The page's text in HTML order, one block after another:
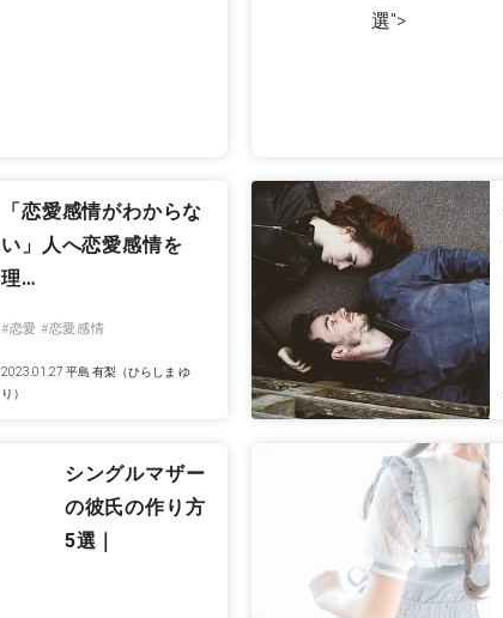
選">
「恋愛感情がわからな
い」人へ恋愛感情を
理…
#恋愛#恋愛感情
2023.01.27 平島 有梨（ひらしま ゆ
り）
シングルマザー
の彼氏の作り方
5選｜